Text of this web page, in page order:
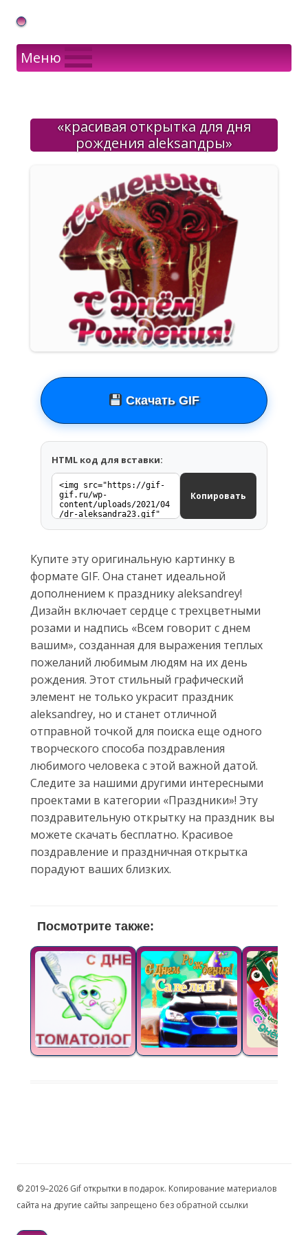
Gif Открытки в подарок
Меню
«красивая открытка для дня
рождения aleksanдры»
Скачать GIF
HTML код для вставки:
Копировать
Купите эту оригинальную картинку в
формате GIF. Она станет идеальной
дополнением к празднику aleksandrey!
Дизайн включает сердце с трехцветными
розами и надпись «Всем говорит с днем
вашим», созданная для выражения теплых
пожеланий любимым людям на их день
рождения. Этот стильный графический
элемент не только украсит праздник
aleksandrey, но и станет отличной
отправной точкой для поиска еще одного
творческого способа поздравления
любимого человека с этой важной датой.
Следите за нашими другими интересными
проектами в категории «Праздники»! Эту
поздравительную открытку на праздник вы
можете скачать бесплатно. Красивое
поздравление и праздничная открытка
порадуют ваших близких.
Посмотрите также:
© 2019–2026 Gif открытки в подарок. Копирование материалов
сайта на другие сайты запрещено без обратной ссылки